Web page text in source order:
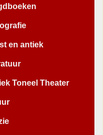
en antiek
Toneel Theater